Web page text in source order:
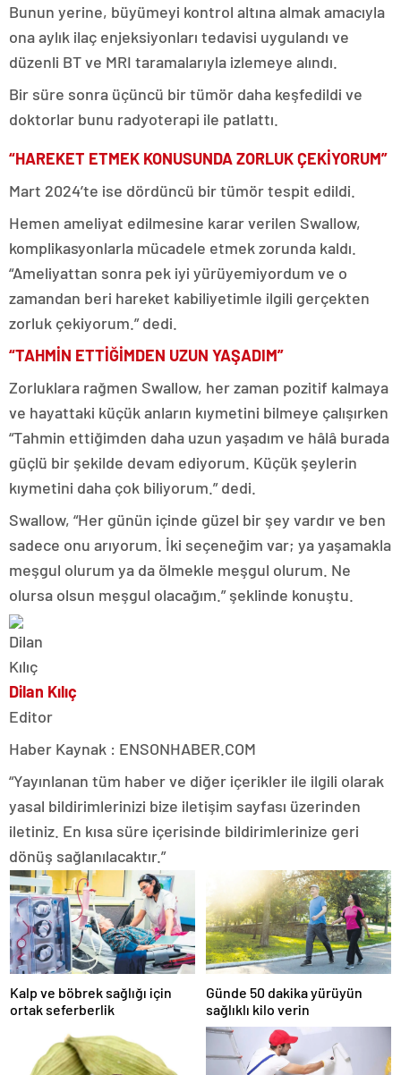
Bunun yerine, büyümeyi kontrol altına almak amacıyla
ona aylık ilaç enjeksiyonları tedavisi uygulandı ve
düzenli BT ve MRI taramalarıyla izlemeye alındı.
Bir süre sonra üçüncü bir tümör daha keşfedildi ve
doktorlar bunu radyoterapi ile patlattı.
“HAREKET ETMEK KONUSUNDA ZORLUK ÇEKİYORUM”
Mart 2024’te ise dördüncü bir tümör tespit edildi.
Hemen ameliyat edilmesine karar verilen Swallow,
komplikasyonlarla mücadele etmek zorunda kaldı.
“Ameliyattan sonra pek iyi yürüyemiyordum ve o
zamandan beri hareket kabiliyetimle ilgili gerçekten
zorluk çekiyorum.” dedi.
“TAHMİN ETTİĞİMDEN UZUN YAŞADIM”
Zorluklara rağmen Swallow, her zaman pozitif kalmaya
ve hayattaki küçük anların kıymetini bilmeye çalışırken
“Tahmin ettiğimden daha uzun yaşadım ve hâlâ burada
güçlü bir şekilde devam ediyorum. Küçük şeylerin
kıymetini daha çok biliyorum.” dedi.
Swallow, “Her günün içinde güzel bir şey vardır ve ben
sadece onu arıyorum. İki seçeneğim var; ya yaşamakla
meşgul olurum ya da ölmekle meşgul olurum. Ne
olursa olsun meşgul olacağım.” şeklinde konuştu.
Dilan Kılıç
Editor
Haber Kaynak : ENSONHABER.COM
“Yayınlanan tüm haber ve diğer içerikler ile ilgili olarak
yasal bildirimlerinizi bize iletişim sayfası üzerinden
iletiniz. En kısa süre içerisinde bildirimlerinize geri
dönüş sağlanılacaktır.”
Kalp ve böbrek sağlığı için
ortak seferberlik
Günde 50 dakika yürüyün
sağlıklı kilo verin